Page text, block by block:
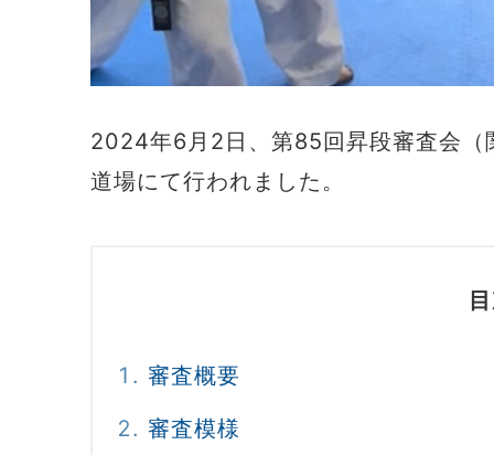
2024年6月2日、第85回昇段審査会（
道場にて行われました。
審査概要
審査模様